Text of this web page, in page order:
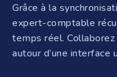
Grâce à la
expert-comptable
temps réel.
autour d’une interface